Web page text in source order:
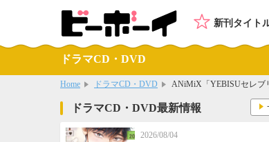
新刊タイト
ドラマCD・DVD
Home ドラマCD・DVD ANiMiX「YEBISUセレブ
ドラマCD・DVD最新情報
2026/08/04